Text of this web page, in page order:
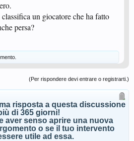
un giocatore che ha fatto
persa?
(Per rispondere devi entrare o registrarti.)
risposta a questa discussione
di 365 giorni!
aver senso aprire una nuova
o se il tuo intervento
utile ad essa.